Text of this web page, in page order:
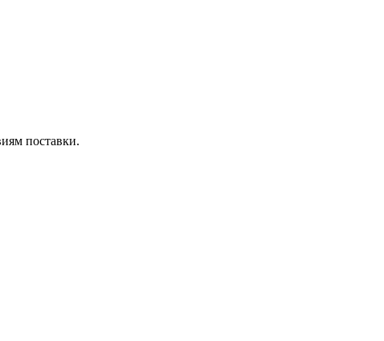
поставки.